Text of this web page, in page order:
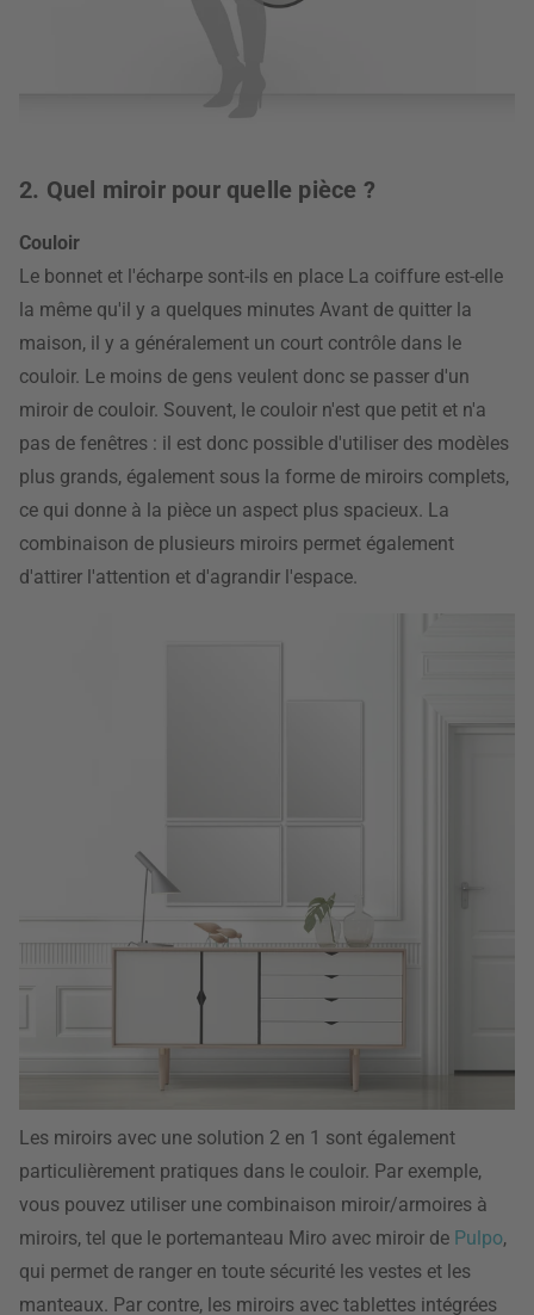
2. Quel miroir pour quelle pièce ?
Couloir
Le bonnet et l'écharpe sont-ils en place La coiffure est-elle
la même qu'il y a quelques minutes Avant de quitter la
maison, il y a généralement un court contrôle dans le
couloir. Le moins de gens veulent donc se passer d'un
miroir de couloir. Souvent, le couloir n'est que petit et n'a
pas de fenêtres : il est donc possible d'utiliser des modèles
plus grands, également sous la forme de miroirs complets,
ce qui donne à la pièce un aspect plus spacieux. La
combinaison de plusieurs miroirs permet également
d'attirer l'attention et d'agrandir l'espace.
Les miroirs avec une solution 2 en 1 sont également
particulièrement pratiques dans le couloir. Par exemple,
vous pouvez utiliser une combinaison miroir/armoires à
miroirs, tel que le portemanteau Miro avec miroir de Pulpo,
qui permet de ranger en toute sécurité les vestes et les
manteaux. Par contre, les miroirs avec tablettes intégrées